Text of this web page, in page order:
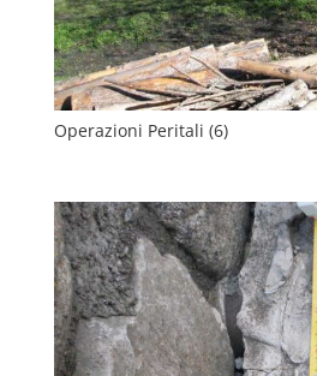
Operazioni Peritali (6)